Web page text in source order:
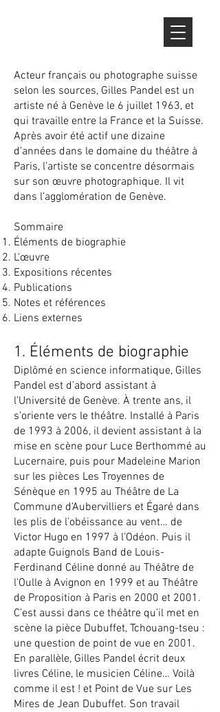
Acteur français ou photographe suisse
selon les sources, Gilles Pandel est un
artiste né à Genève le 6 juillet 1963, et
qui travaille entre la France et la Suisse.
Après avoir été actif une dizaine
d’années dans le domaine du théâtre à
Paris, l’artiste se concentre désormais
sur son œuvre photographique. Il vit
dans l’agglomération de Genève.
Sommaire
Éléments de biographie
L'œuvre
Expositions récentes
Publications
Notes et références
Liens externes
1. Éléments de biographie
Diplômé en science informatique, Gilles
Pandel est d’abord assistant à
l’Université de Genève. À trente ans, il
s’oriente vers le théâtre. Installé à Paris
de 1993 à 2006, il devient assistant à la
mise en scène pour Luce Berthommé au
Lucernaire, puis pour Madeleine Marion
sur les pièces Les Troyennes de
Sénèque en 1995 au Théâtre de La
Commune d’Aubervilliers et Égaré dans
les plis de l’obéissance au vent… de
Victor Hugo en 1997 à l’Odéon. Puis il
adapte Guignols Band de Louis-
Ferdinand Céline donné au Théâtre de
l’Oulle à Avignon en 1999 et au Théâtre
de Proposition à Paris en 2000 et 2001.
C’est aussi dans ce théâtre qu’il met en
scène la pièce Dubuffet, Tchouang-tseu :
une question de point de vue en 2001.
En parallèle, Gilles Pandel écrit deux
livres Céline, le musicien Céline… Voilà
comme il est ! et Point de Vue sur Les
Mires de Jean Dubuffet. Son travail